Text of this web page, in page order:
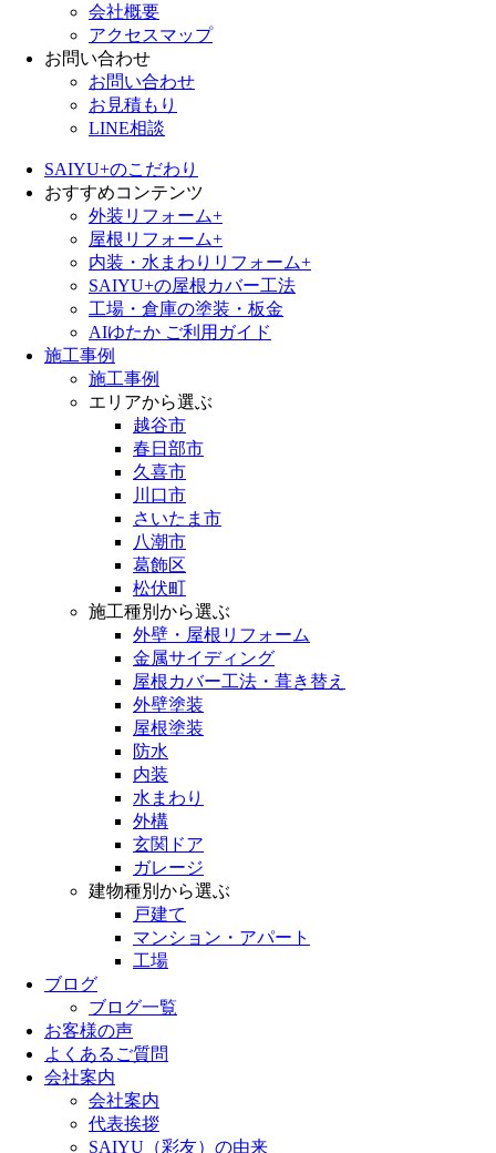
会社概要
アクセスマップ
お問い合わせ
お問い合わせ
お見積もり
LINE相談
SAIYU+のこだわり
おすすめコンテンツ
外装リフォーム+
屋根リフォーム+
内装・水まわりリフォーム+
SAIYU+の屋根カバー工法
工場・倉庫の塗装・板金
AIゆたか ご利用ガイド
施工事例
施工事例
エリアから選ぶ
越谷市
春日部市
久喜市
川口市
さいたま市
八潮市
葛飾区
松伏町
施工種別から選ぶ
外壁・屋根リフォーム
金属サイディング
屋根カバー工法・葺き替え
外壁塗装
屋根塗装
防水
内装
水まわり
外構
玄関ドア
ガレージ
建物種別から選ぶ
戸建て
マンション・アパート
工場
ブログ
ブログ一覧
お客様の声
よくあるご質問
会社案内
会社案内
代表挨拶
SAIYU（彩友）の由来